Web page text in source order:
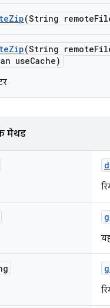
Zip(String remote
Zip(String remote
useCache)
मेथड